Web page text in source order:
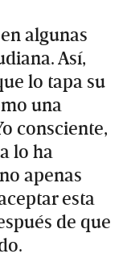
algunas
Así,
lo tapa su
una
consciente,
lo ha
apenas
esta
de que